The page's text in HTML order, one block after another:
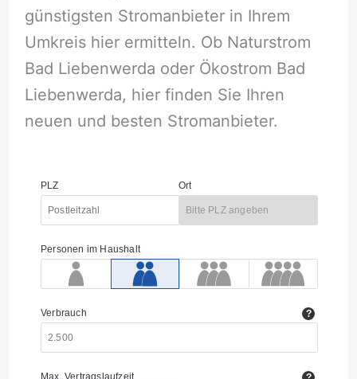
günstigsten Stromanbieter in Ihrem
Umkreis hier ermitteln. Ob Naturstrom
Bad Liebenwerda oder Ökostrom Bad
Liebenwerda, hier finden Sie Ihren
neuen und besten Stromanbieter.